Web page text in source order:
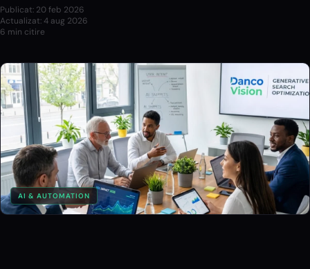
Publicat: 20 feb 2026
Actualizat:4 aug 2026
6 min citire
AI & AUTOMATION